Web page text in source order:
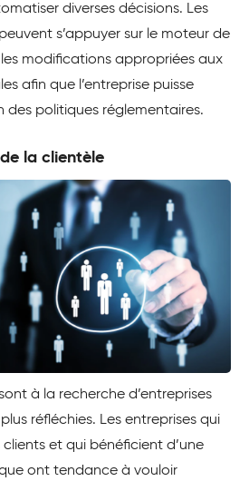
diverses décisions. Les
s’appuyer sur le moteur de
modifications appropriées aux
afin que l’entreprise puisse
des politiques réglementaires.
la clientèle
à la recherche d’entreprises
réfléchies. Les entreprises qui
clients et qui bénéficient d’une
ont tendance à vouloir